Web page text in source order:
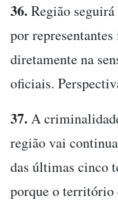
36. Região
por
diretamente na
oficiais.
37. A
região vai
das últimas cinco
porque o território